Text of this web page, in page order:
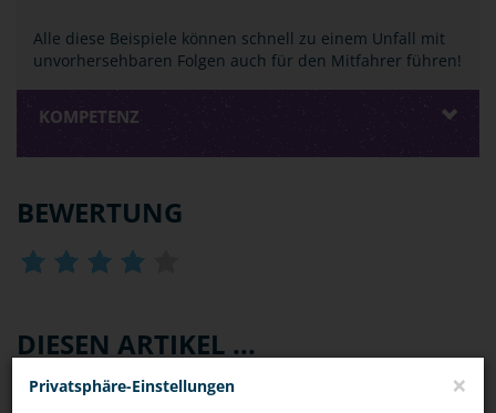
Alle diese Beispiele können schnell zu einem Unfall mit
unvorhersehbaren Folgen auch für den Mitfahrer führen!
KOMPETENZ
BEWERTUNG
DIESEN ARTIKEL ...
Privatsphäre-Einstellungen ×